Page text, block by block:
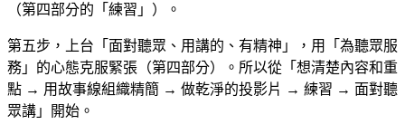
（第四部分的「練習」）。
第五步，上台「面對聽眾、用講的、有精神」，用「為聽眾服
務」的心態克服緊張（第四部分）。所以從「想清楚內容和重
點 → 用故事線組織精簡 → 做乾淨的投影片 → 練習 → 面對聽
眾講」開始。